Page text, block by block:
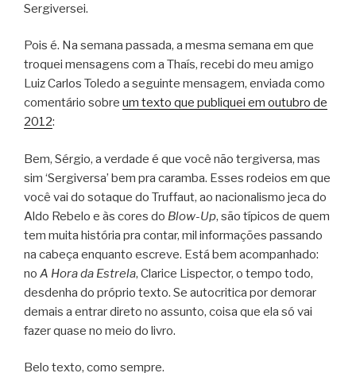
Sergiversei.
Pois é. Na semana passada, a mesma semana em que
troquei mensagens com a Thaís, recebi do meu amigo
Luiz Carlos Toledo a seguinte mensagem, enviada como
comentário sobre um texto que publiquei em outubro de
2012:
Bem, Sérgio, a verdade é que você não tergiversa, mas
sim ‘Sergiversa’ bem pra caramba. Esses rodeios em que
você vai do sotaque do Truffaut, ao nacionalismo jeca do
Aldo Rebelo e às cores do Blow-Up, são típicos de quem
tem muita história pra contar, mil informações passando
na cabeça enquanto escreve. Está bem acompanhado:
no A Hora da Estrela, Clarice Lispector, o tempo todo,
desdenha do próprio texto. Se autocritica por demorar
demais a entrar direto no assunto, coisa que ela só vai
fazer quase no meio do livro.
Belo texto, como sempre.